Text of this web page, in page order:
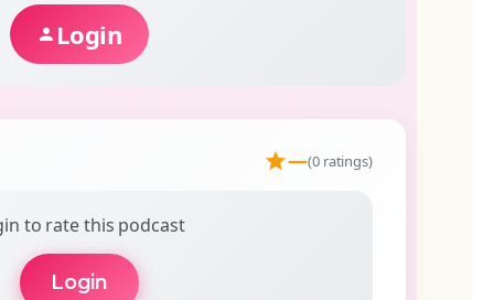
Login
—(0 ratings)
to rate this podcast
Login